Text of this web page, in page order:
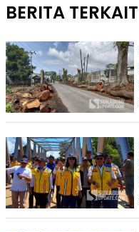
BERITA TERKAIT